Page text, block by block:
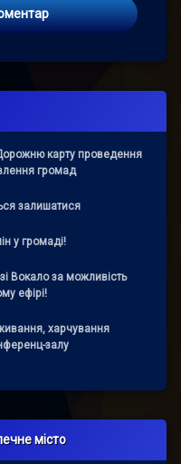
карту проведення
громад
залишатися
у громаді!
Вокало за можливість
ефірі!
харчування
залу
місто